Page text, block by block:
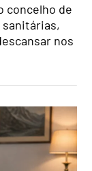
concelho de
nos